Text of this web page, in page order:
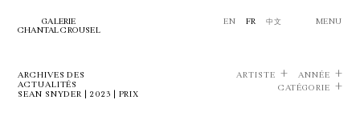
GALERIE
CHANTAL CROUSEL
EN FR 中文 MENU
ARCHIVES DES
ACTUALITÉS
SEAN SNYDER | 2023 | PRIX
ARTISTE
ANNÉE
CATÉGORIE